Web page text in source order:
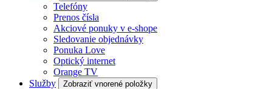
Telefóny
Prenos čísla
Akciové ponuky v e-shope
Sledovanie objednávky
Ponuka Love
Optický internet
Orange TV
Služby
Zobraziť vnorené položky